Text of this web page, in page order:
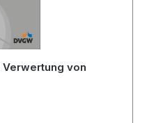
Verwertung von